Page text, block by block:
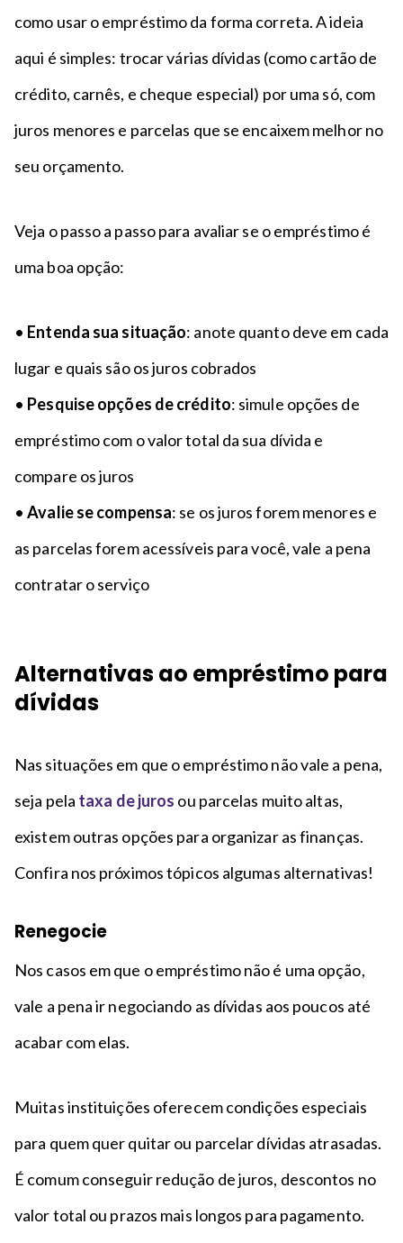
como usar o empréstimo da forma correta. A ideia
aqui é simples: trocar várias dívidas (como cartão de
crédito, carnês, e cheque especial) por uma só, com
juros menores e parcelas que se encaixem melhor no
seu orçamento.
Veja o passo a passo para avaliar se o empréstimo é
uma boa opção:
• Entenda sua situação: anote quanto deve em cada
lugar e quais são os juros cobrados
• Pesquise opções de crédito: simule opções de
empréstimo com o valor total da sua dívida e
compare os juros
•Avalie se compensa: se os juros forem menores e
as parcelas forem acessíveis para você, vale a pena
contratar o serviço
Alternativas ao empréstimo para
dívidas
Nas situações em que o empréstimo não vale a pena,
seja pela taxa de juros ou parcelas muito altas,
existem outras opções para organizar as finanças.
Confira nos próximos tópicos algumas alternativas!
Renegocie
Nos casos em que o empréstimo não é uma opção,
vale a pena ir negociando as dívidas aos poucos até
acabar com elas.
Muitas instituições oferecem condições especiais
para quem quer quitar ou parcelar dívidas atrasadas.
É comum conseguir redução de juros, descontos no
valor total ou prazos mais longos para pagamento.